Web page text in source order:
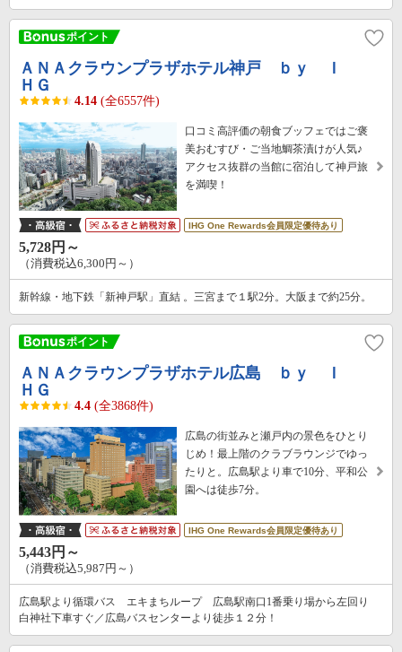
ＡＮＡクラウンプラザホテル神戸 ｂｙ Ｉ
ＨＧ
4.14 (全6557件)
口コミ高評価の朝食ブッフェではご褒
美おむすび・ご当地鯛茶漬けが人気♪
アクセス抜群の当館に宿泊して神戸旅
を満喫！
IHG One Rewards会員限定優待あり
5,728円～
（消費税込6,300円～）
新幹線・地下鉄「新神戸駅」直結 。三宮まで１駅2分。大阪まで約25分。
ＡＮＡクラウンプラザホテル広島 ｂｙ Ｉ
ＨＧ
4.4 (全3868件)
広島の街並みと瀬戸内の景色をひとり
じめ！最上階のクラブラウンジでゆっ
たりと。広島駅より車で10分、平和公
園へは徒歩7分。
IHG One Rewards会員限定優待あり
5,443円～
（消費税込5,987円～）
広島駅より循環バス エキまちループ 広島駅南口1番乗り場から左回り
白神社下車すぐ／広島バスセンターより徒歩１２分！